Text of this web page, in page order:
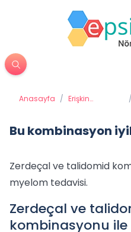
Anasayfa / Erişkin
/
Bu kombinasyon
Zerdeçal ve talidomid
myelom tedavisi.
Zerdeçal ve
kombinasyonu